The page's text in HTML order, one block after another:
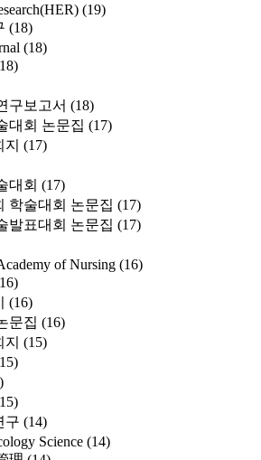
(19)
(18)
(18)
구보고서 (18)
대회 논문집 (17)
(17)
대회 (17)
학술대회 논문집 (17)
발표대회 논문집 (17)
of Nursing (16)
(16)
문집 (16)
(15)
구 (14)
Science (14)